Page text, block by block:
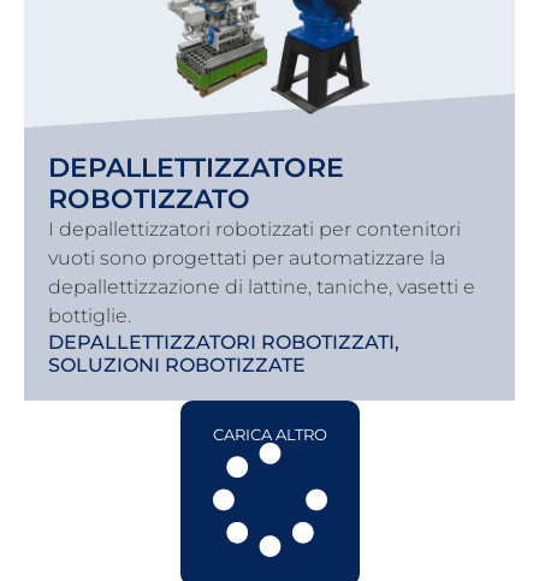
DEPALLETTIZZATORE
ROBOTIZZATO
I depallettizzatori robotizzati per contenitori
vuoti sono progettati per automatizzare la
depallettizzazione di lattine, taniche, vasetti e
bottiglie.
DEPALLETTIZZATORI ROBOTIZZATI,
SOLUZIONI ROBOTIZZATE
CARICA ALTRO